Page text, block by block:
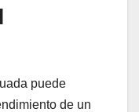
puede
de un